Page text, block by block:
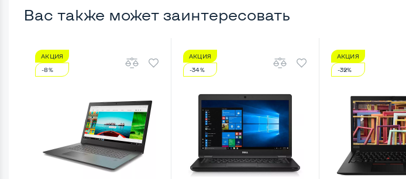
Вас также может заинтересовать
АКЦИЯ
-8%
АКЦИЯ
-34%
АКЦИЯ
-32%